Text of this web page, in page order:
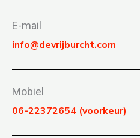
E-mail
info@devrijburcht.com
Mobiel
06-22372654 (voorkeur)